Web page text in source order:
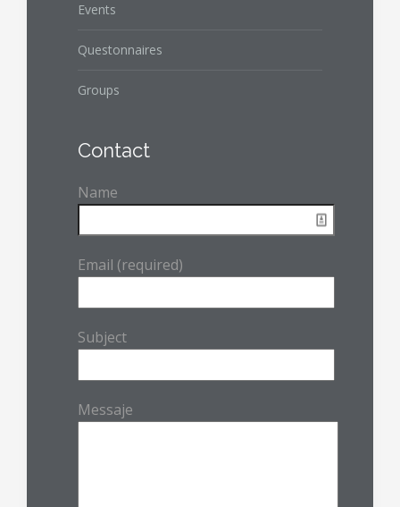
Events
Questonnaires
Groups
Contact
Name
Email (required)
Subject
Messaje